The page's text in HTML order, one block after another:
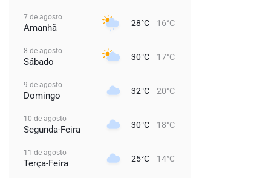
7 de agosto
Amanhã 28°C 16°C
8 de agosto
Sábado 30°C 17°C
9 de agosto
Domingo 32°C 20°C
10 de agosto
Segunda-Feira 30°C 18°C
11 de agosto
Terça-Feira 25°C 14°C